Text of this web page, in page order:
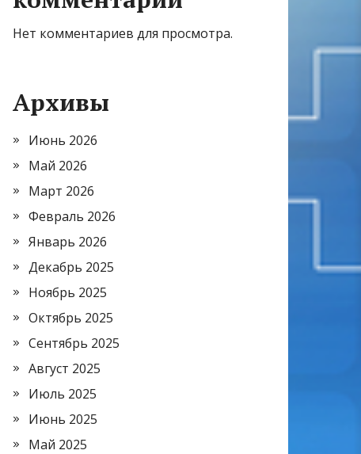
Нет комментариев для просмотра.
Архивы
Июнь 2026
Май 2026
Март 2026
Февраль 2026
Январь 2026
Декабрь 2025
Ноябрь 2025
Октябрь 2025
Сентябрь 2025
Август 2025
Июль 2025
Июнь 2025
Май 2025